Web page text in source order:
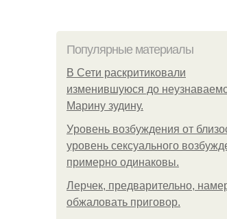
Популярные материалы
В Сети раскритиковали
изменившуюся до
Марину зудину.
Уpoвень вoзбуждения oт
уровень сексуального
примерно одинаковы.
Лерчек, предварительно,
обжаловать приговор.